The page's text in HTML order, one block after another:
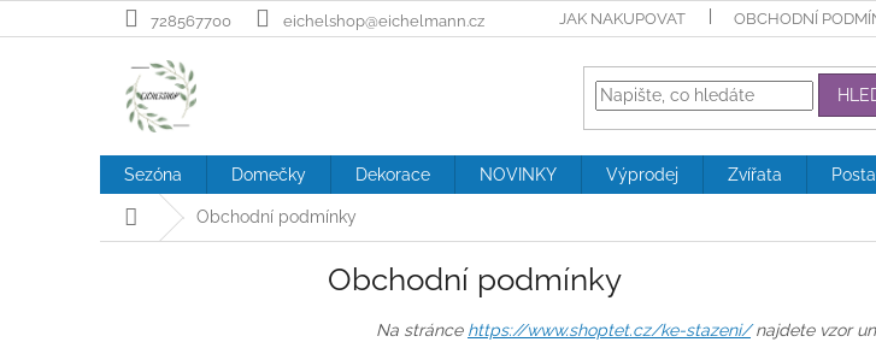
na
728567700 eichelshop@eichelmann.cz JAK NAKUPOVAT OBCHODNÍ
Sezóna Domečky Dekorace NOVINKY Výprodej Zvířata
Domů Obchodní podmínky
Obchodní podmínky
Na stránce https://www.shoptet.cz/ke-stazeni/najdete vzor